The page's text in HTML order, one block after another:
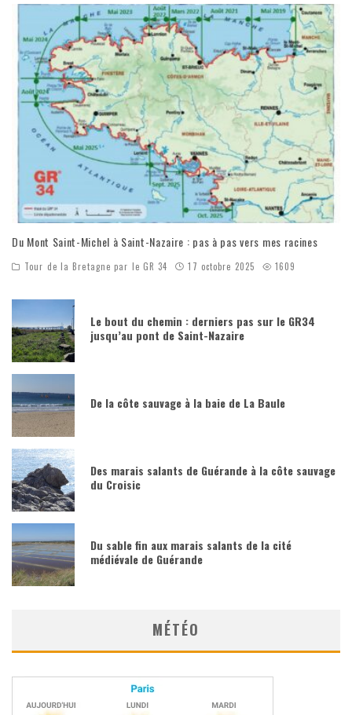
Du Mont Saint-Michel à Saint-Nazaire : pas à pas vers mes racines
Tour de la Bretagne par le GR 34 17 octobre 2025 1609
Le bout du chemin : derniers pas sur le GR34
jusqu’au pont de Saint-Nazaire
De la côte sauvage à la baie de La Baule
Des marais salants de Guérande à la côte sauvage
du Croisic
Du sable fin aux marais salants de la cité
médiévale de Guérande
MÉTÉO